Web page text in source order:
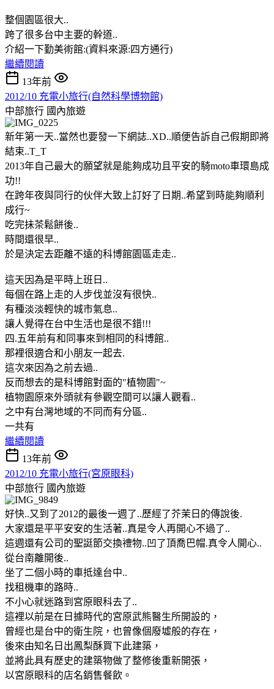
整個園區很大..
跨了很多台中主要的幹道..
介紹一下勤美術館:(資料來源:四方通行)
繼續閱讀
13年前
2012/10 充電小旅行(自然科學博物館)
中部旅行 國內旅遊
新年第一天..當然也要發一下網誌..XD..順便告訴自己假期即將
結束..T_T
2013年自己最大的願望就是能夠成功且平安的騎moto車環島成
功!!
在跨年夜與同行的伙伴大致上訂好了日期..希望到時能夠順利
成行~
吃完抺茶鬆餅後..
時間還很早..
於是決定去距離不遠的科博館園區走走..
這天因為是平時上班日..
每個在路上走的人步伐並沒有很快..
有種淡淡輕快的城市氣息..
讓人覺得在台中生活也是很不錯!!!
四.五年前有和同事來到相同的科博館..
那裡很適合和小朋友一起去.
這次來因為之前去過..
反而想去的是科博館對面的"植物園"~
植物園原來外頭就有參觀空間可以讓人觀看..
之中有台灣地域的不同而有分區..
一共有
繼續閱讀
13年前
2012/10 充電小旅行(宮原眼科)
中部旅行 國內旅遊
好快..又到了2012的最後一週了..歷經了芥茉日的傳說後.
大家還是平平安安的生活著..真是令人再開心不過了..
這週還有公司的聖誔節交換禮物..凹了頂喬巴帽.真令人開心..
從台南離開後..
坐了二個小時的車抵達台中..
找租機車的路時..
不小心就迷路到宮原眼科去了..
這裡以前是在日據時代的宮原武熊醫生所開設的，
曾經也是台中的衛生院，也曾像個廢墟般的存在，
後來由知名日出鳳梨酥買下此建築，
並將此具有歷史的建築物做了整修後重新開張，
以宮原眼科的店名銷售餐飲。